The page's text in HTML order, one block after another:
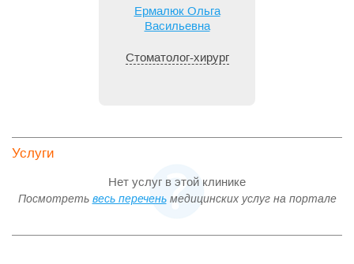
Ермалюк Ольга
Васильевна
Стоматолог-хирург
Услуги
Нет услуг в этой клинике
Посмотреть весь переченьмедицинских услуг на портале